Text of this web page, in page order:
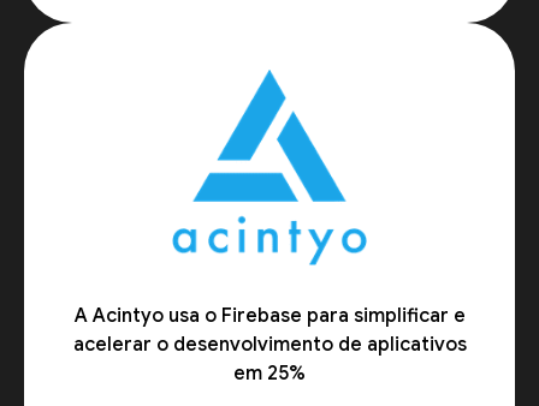
A Acintyo usa o Firebase para simplificar e
acelerar o desenvolvimento de aplicativos
em 25%